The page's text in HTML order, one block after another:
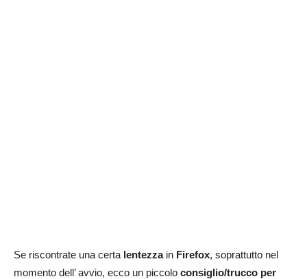
Se riscontrate una certa lentezza in Firefox, soprattutto nel
momento dell’ avvio, ecco un piccolo consiglio/trucco per